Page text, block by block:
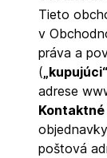
Tieto
v
práva a
( „kupujúci“
adrese
poštová